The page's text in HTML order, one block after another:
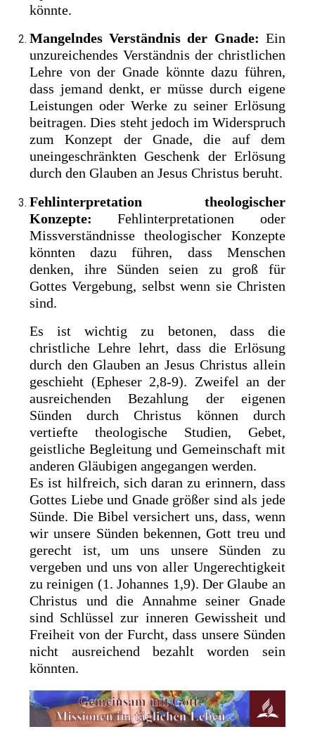
könnte.
Mangelndes Verständnis der Gnade: Ein
unzureichendes Verständnis der christlichen
Lehre von der Gnade könnte dazu führen,
dass jemand denkt, er müsse durch eigene
Leistungen oder Werke zu seiner Erlösung
beitragen. Dies steht jedoch im Widerspruch
zum Konzept der Gnade, die auf dem
uneingeschränkten Geschenk der Erlösung
durch den Glauben an Jesus Christus beruht.
Fehlinterpretation theologischer
Konzepte: Fehlinterpretationen oder
Missverständnisse theologischer Konzepte
könnten dazu führen, dass Menschen
denken, ihre Sünden seien zu groß für
Gottes Vergebung, selbst wenn sie Christen
sind.
Es ist wichtig zu betonen, dass die
christliche Lehre lehrt, dass die Erlösung
durch den Glauben an Jesus Christus allein
geschieht (Epheser 2,8-9). Zweifel an der
ausreichenden Bezahlung der eigenen
Sünden durch Christus können durch
vertiefte theologische Studien, Gebet,
geistliche Begleitung und Gemeinschaft mit
anderen Gläubigen angegangen werden.
Es ist hilfreich, sich daran zu erinnern, dass
Gottes Liebe und Gnade größer sind als jede
Sünde. Die Bibel versichert uns, dass, wenn
wir unsere Sünden bekennen, Gott treu und
gerecht ist, um uns unsere Sünden zu
vergeben und uns von aller Ungerechtigkeit
zu reinigen (1. Johannes 1,9). Der Glaube an
Christus und die Annahme seiner Gnade
sind Schlüssel zur inneren Gewissheit und
Freiheit von der Furcht, dass unsere Sünden
nicht ausreichend bezahlt worden sein
könnten.